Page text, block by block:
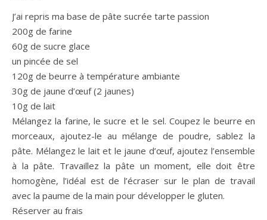
J’ai repris ma base de pâte sucrée tarte passion
200g de farine
60g de sucre glace
un pincée de sel
120g de beurre à température ambiante
30g de jaune d’œuf (2 jaunes)
10g de lait
Mélangez la farine, le sucre et le sel. Coupez le beurre en
morceaux, ajoutez-le au mélange de poudre, sablez la
pâte. Mélangez le lait et le jaune d’œuf, ajoutez l’ensemble
à la pâte. Travaillez la pâte un moment, elle doit être
homogène, l’idéal est de l’écraser sur le plan de travail
avec la paume de la main pour développer le gluten.
Réserver au frais